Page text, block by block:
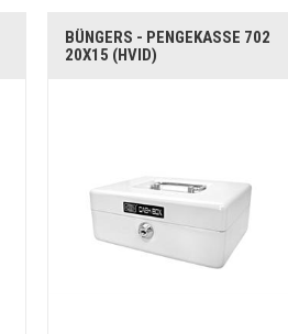
BÜNGERS - PENGEKASSE 702
20X15 (HVID)